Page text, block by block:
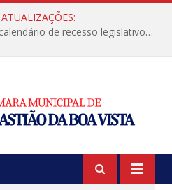
Câmara Municipal informa calendário de recesso legislativo de julho